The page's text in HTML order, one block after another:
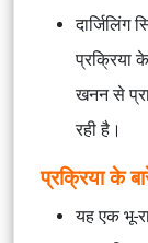
दार्जिलिंग
प्रक्रिया
खनन से
रही है।
प्रक्रिया के
यह एक भू-